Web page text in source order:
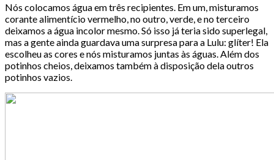
Nós colocamos água em três recipientes. Em um, misturamos
corante alimentício vermelho, no outro, verde, e no terceiro
deixamos a água incolor mesmo. Só isso já teria sido superlegal,
mas a gente ainda guardava uma surpresa para a Lulu: glíter! Ela
escolheu as cores e nós misturamos juntas às águas. Além dos
potinhos cheios, deixamos também à disposição dela outros
potinhos vazios.